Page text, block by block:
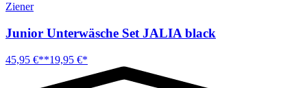
Ziener
Junior Unterwäsche Set JALIA black
45,95 €**19,95 €*